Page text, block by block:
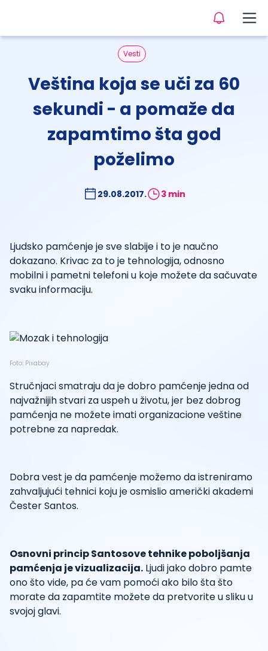
Vesti
Veština koja se uči za 60
sekundi - a pomaže da
zapamtimo šta god
poželimo
29.08.2017. 3 min
Ljudsko pamćenje je sve slabije i to je naučno
dokazano. Krivac za to je tehnologija, odnosno
mobilni i pametni telefoni u koje možete da sačuvate
svaku informaciju.
Foto: Pixabay
Stručnjaci smatraju da je dobro pamćenje jedna od
najvažnijih stvari za uspeh u životu, jer bez dobrog
pamćenja ne možete imati organizacione veštine
potrebne za napredak.
Dobra vest je da pamćenje možemo da istreniramo
zahvaljujući tehnici koju je osmislio američki akademi
Čester Santos.
Osnovni princip Santosove tehnike poboljšanja
pamćenja je vizualizacija. Ljudi jako dobro pamte
ono što vide, pa će vam pomoći ako bilo šta što
morate da zapamtite možete da pretvorite u sliku u
svojoj glavi.